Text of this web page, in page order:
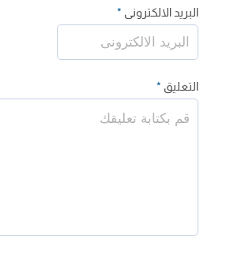
البريد الالكترونى *
التعليق *